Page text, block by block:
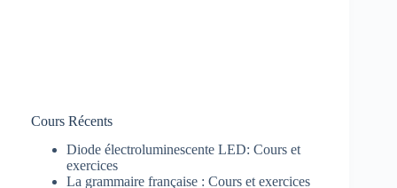
Cours Récents
Diode électroluminescente LED: Cours et
exercices
La grammaire française : Cours et exercices